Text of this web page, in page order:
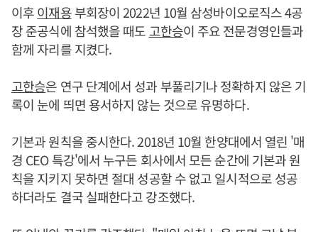
이후이재용부회장이 2022년 10월 삼성바이오로직스 4공
장 준공식에 참석했을 때도 고한승이 주요 전문경영인들과
함께 자리를 지켰다.
고한승은 연구 단계에서 성과 부풀리기나 정확하지 않은 기
록이 눈에 띄면 용서하지 않는 것으로 유명하다.
기본과 원칙을 중시한다. 2018년 10월 한양대에서 열린 '매
경 CEO 특강'에서 누구든 회사에서 모든 순간에 기본과 원
칙을 지키지 못하면 절대 성공할 수 없고 일시적으로 성공
하더라도 결국 실패한다고 강조했다.